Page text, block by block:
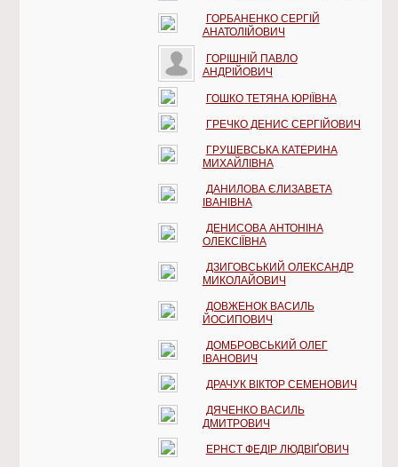
ГОРБАНЕНКО СЕРГІЙ
АНАТОЛІЙОВИЧ
ГОРІШНІЙ ПАВЛО
АНДРІЙОВИЧ
ГОШКО ТЕТЯНА ЮРІЇВНА
ГРЕЧКО ДЕНИС СЕРГІЙОВИЧ
ГРУШЕВСЬКА КАТЕРИНА
МИХАЙЛІВНА
ДАНИЛОВА ЄЛИЗАВЕТА
ІВАНІВНА
ДЕНИСОВА АНТОНІНА
ОЛЕКСІЇВНА
ДЗИГОВСЬКИЙ ОЛЕКСАНДР
МИКОЛАЙОВИЧ
ДОВЖЕНОК ВАСИЛЬ
ЙОСИПОВИЧ
ДОМБРОВСЬКИЙ ОЛЕГ
ІВАНОВИЧ
ДРАЧУК ВІКТОР СЕМЕНОВИЧ
ДЯЧЕНКО ВАСИЛЬ
ДМИТРОВИЧ
ЕРНСТ ФЕДІР ЛЮДВІҐОВИЧ